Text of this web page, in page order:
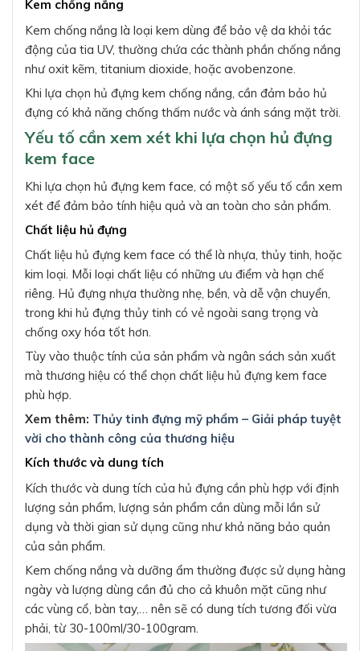
Kem chống nắng
Kem chống nắng là loại kem dùng để bảo vệ da khỏi tác
động của tia UV, thường chứa các thành phần chống nắng
như oxit kẽm, titanium dioxide, hoặc avobenzone.
Khi lựa chọn hủ đựng kem chống nắng, cần đảm bảo hủ
đựng có khả năng chống thấm nước và ánh sáng mặt trời.
Yếu tố cần xem xét khi lựa chọn hủ đựng
kem face
Khi lựa chọn hủ đựng kem face, có một số yếu tố cần xem
xét để đảm bảo tính hiệu quả và an toàn cho sản phẩm.
Chất liệu hủ đựng
Chất liệu hủ đựng kem face có thể là nhựa, thủy tinh, hoặc
kim loại. Mỗi loại chất liệu có những ưu điểm và hạn chế
riêng. Hủ đựng nhựa thường nhẹ, bền, và dễ vận chuyển,
trong khi hủ đựng thủy tinh có vẻ ngoài sang trọng và
chống oxy hóa tốt hơn.
Tùy vào thuộc tính của sản phẩm và ngân sách sản xuất
mà thương hiệu có thể chọn chất liệu hủ đựng kem face
phù hợp.
Xem thêm: Thủy tinh đựng mỹ phẩm – Giải pháp tuyệt
vời cho thành công của thương hiệu
Kích thước và dung tích
Kích thước và dung tích của hủ đựng cần phù hợp với định
lượng sản phẩm, lượng sản phẩm cần dùng mỗi lần sử
dụng và thời gian sử dụng cũng như khả năng bảo quản
của sản phẩm.
Kem chống nắng và dưỡng ẩm thường được sử dụng hàng
ngày và lượng dùng cần đủ cho cả khuôn mặt cũng như
các vùng cổ, bàn tay,… nên sẽ có dung tích tương đối vừa
phải, từ 30-100ml/30-100gram.